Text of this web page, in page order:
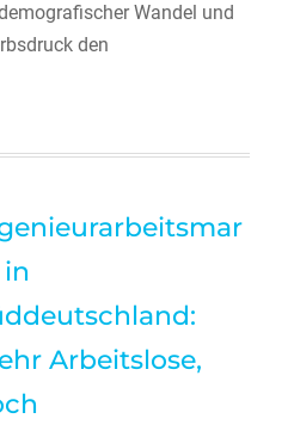
Wandel und
den
Arbeitslose,